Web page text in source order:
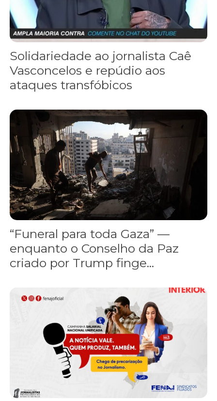
Solidariedade ao jornalista Caê
Vasconcelos e repúdio aos
ataques transfóbicos
“Funeral para toda Gaza” — enquanto o Conselho da Paz
“Funeral para toda Gaza” —
enquanto o Conselho da Paz
criado por Trump finge...
Assinada nova CCT de jornais e revistas do interior